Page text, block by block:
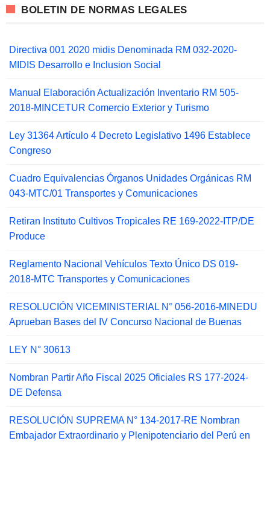
BOLETIN DE NORMAS LEGALES
Directiva 001 2020 midis Denominada RM 032-2020-
MIDIS Desarrollo e Inclusion Social
Manual Elaboración Actualización Inventario RM 505-
2018-MINCETUR Comercio Exterior y Turismo
Ley 31364 Artículo 4 Decreto Legislativo 1496 Establece
Congreso
Cuadro Equivalencias Órganos Unidades Orgánicas RM
043-MTC/01 Transportes y Comunicaciones
Retiran Instituto Cultivos Tropicales RE 169-2022-ITP/DE
Produce
Reglamento Nacional Vehículos Texto Único DS 019-
2018-MTC Transportes y Comunicaciones
RESOLUCIÓN VICEMINISTERIAL N° 056-2016-MINEDU
Aprueban Bases del IV Concurso Nacional de Buenas
LEY N° 30613
Nombran Partir Año Fiscal 2025 Oficiales RS 177-2024-
DE Defensa
RESOLUCIÓN SUPREMA N° 134-2017-RE Nombran
Embajador Extraordinario y Plenipotenciario del Perú en